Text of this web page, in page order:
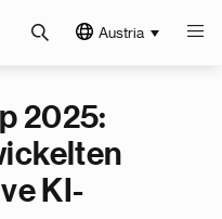
Austria
2025:
KI-